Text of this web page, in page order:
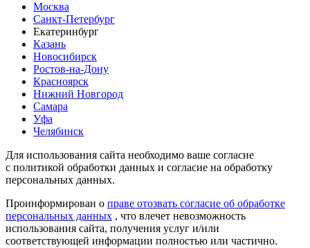
Москва
Санкт-Петербург
Екатеринбург
Казань
Новосибирск
Ростов-на-Дону
Красноярск
Нижний Новгород
Самара
Уфа
Челябинск
Для использования сайта необходимо ваше согласие
с политикой обработки данных и согласие на обработку
персональных данных.
Проинформирован о праве отозвать согласие об обработке
персональных данных , что влечет невозможность
использования сайта, получения услуг и/или
соответствующей информации полностью или частично.